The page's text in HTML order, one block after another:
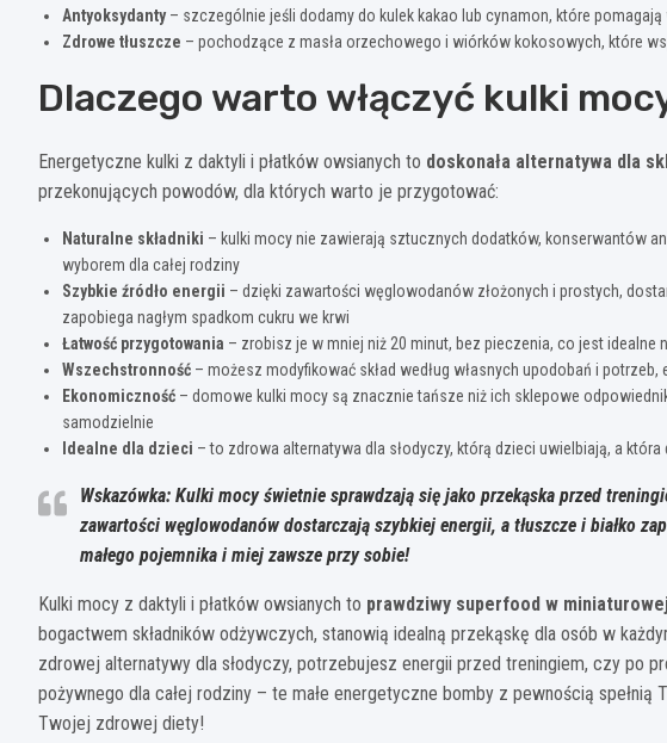
Antyoksydanty– szczególnie jeśli dodamy do kulek kakao lub cynamon, które
Zdrowe tłuszcze – pochodzące z masła orzechowego i wiórków kokosowych, które
Dlaczego warto włączyć kulki
Energetyczne kulki z daktyli i płatków owsianych to doskonała alternatywa dla
przekonujących powodów, dla których warto je przygotować:
Naturalne składniki – kulki mocy nie zawierają sztucznych dodatków, konserwantów
wyborem dla całej rodziny
Szybkie źródło energii – dzięki zawartości węglowodanów złożonych i prostych,
zapobiega nagłym spadkom cukru we krwi
Łatwość przygotowania – zrobisz je w mniej niż 20 minut, bez pieczenia, co jest idealne
Wszechstronność – możesz modyfikować skład według własnych upodobań i
Ekonomiczność – domowe kulki mocy są znacznie tańsze niż ich sklepowe
samodzielnie
Idealne dla dzieci – to zdrowa alternatywa dla słodyczy, którą dzieci uwielbiają, a
Wskazówka: Kulki mocy świetnie sprawdzają się jako przekąska przed
zawartości węglowodanów dostarczają szybkiej energii, a tłuszcze i białko
małego pojemnika i miej zawsze przy sobie!
Kulki mocy z daktyli i płatków owsianych to prawdziwy superfood w
bogactwem składników odżywczych, stanowią idealną przekąskę dla osób w
zdrowej alternatywy dla słodyczy, potrzebujesz energii przed treningiem, czy po
pożywnego dla całej rodziny – te małe energetyczne bomby z pewnością spełnią
Twojej zdrowej diety!